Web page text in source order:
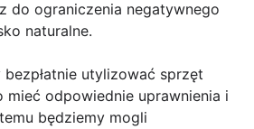
do ograniczenia negatywnego
naturalne.
utylizować sprzęt
odpowiednie uprawnienia i
będziemy mogli